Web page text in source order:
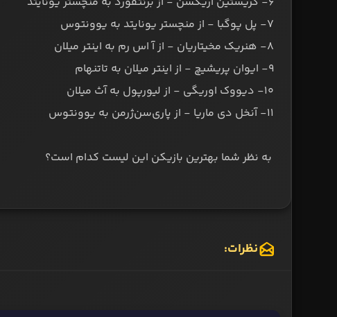
۷- پل پوگبا - از منچستر یونایتد به یوونتوس
۸- هنریک مخیتاریان - از آ اس رم به اینتر میلان
۹- ایوان پریشیچ - از اینتر میلان به تاتنهام
۱۰- دیووک اوریگی - از لیورپول به آث میلان
۱۱- آنخل دی ماریا - از پاری‌سن‌ژرمن به یوونتوس
به نظر شما بهترین بازیکن این لیست کدام است؟
نظرات: